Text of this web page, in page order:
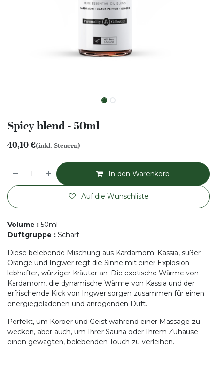
Spicy blend - 50ml
40,10€(inkl. Steuern)
In den Warenkorb
Auf die Wunschliste
Volume : 50ml
Duftgruppe : Scharf
Diese belebende Mischung aus Kardamom, Kassia, süßer
Orange und Ingwer regt die Sinne mit einer Explosion
lebhafter, würziger Kräuter an. Die exotische Wärme von
Kardamom, die dynamische Wärme von Kassia und der
erfrischende Kick von Ingwer sorgen zusammen für einen
energiegeladenen und anregenden Duft.
Perfekt, um Körper und Geist während einer Massage zu
wecken, aber auch, um Ihrer Sauna oder Ihrem Zuhause
einen gewagten, belebenden Touch zu verleihen.